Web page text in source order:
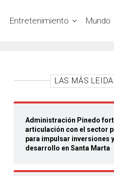
Entretenimiento Mundo
LAS MÁS
Administración Pinedo
articulación con el sector
para impulsar inversiones y
desarrollo en Santa Marta